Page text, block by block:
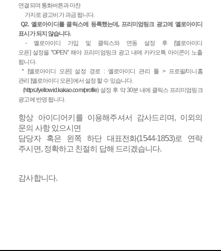
연결되며 통화버튼과 마찬
가지로 광고비가 과금 됩니다.
Q2.옐로아이디를 클릭스에 등록했는데 , 프리미엄링크 광고에 옐로아이디
표시가 되지 않습니다.
-옐로아이디 가입 및 클릭스와 연동 설정 후 [옐로아이디
오픈] 설정을"OPEN"해야 프리미엄링크 광고 내에 카카오톡 아이콘이 노출
됩니다.
* [ 옐로아이디 오픈] 설정 경로:옐로아이디 관리 툴> 프로필/미니홈
관리 옐로아이디 오픈]에서 설정 할 수 있습니다.
(https://yellowid.kakao.com/profile) 설정 후 약30분 내에 클릭스 프리미엄링크
광고에 반영 됩니다.
항상 아이디어키를 이용해주셔서 감사드리며, 이외의
문의 사항 있으시면
담당자 혹은 왼쪽 하단 대표전화(1544-1853)로 연락
주시면, 정확하고 친절히 답해 드리겠습니다.
감사합니다.